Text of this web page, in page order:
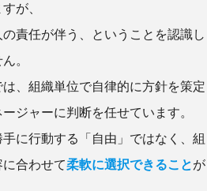
が、
の責任が伴う、ということを認識し
。
、組織単位で自律的に方針を策定
ジャーに判断を任せています。
に行動する「自由」ではなく、組
合わせて柔軟に選択できることが